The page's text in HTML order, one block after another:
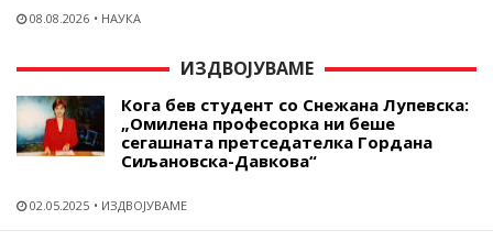
08.08.2026 НАУКА
ИЗДВОЈУВАМЕ
Кога бев студент со Снежана Лупевска:
„Омилена професорка ни беше
сегашната претседателка Гордана
Сиљановска-Давкова“
02.05.2025 ИЗДВОЈУВАМЕ